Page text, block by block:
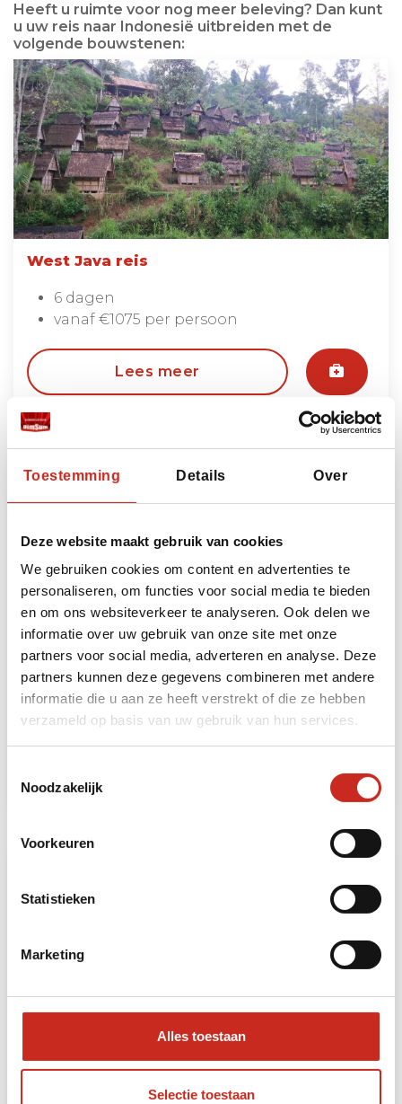
Toestemming Details Over
Deze website maakt gebruik van cookies
We gebruiken cookies om content en advertenties te
personaliseren, om functies voor social media te bieden
en om ons websiteverkeer te analyseren. Ook delen we
informatie over uw gebruik van onze site met onze
partners voor social media, adverteren en analyse. Deze
partners kunnen deze gegevens combineren met andere
informatie die u aan ze heeft verstrekt of die ze hebben
verzameld op basis van uw gebruik van hun services.
Noodzakelijk
Voorkeuren
Statistieken
Marketing
Alles toestaan
Selectie toestaan
Heeft u ruimte voor nog meer beleving? Dan kunt
u uw reis naar Indonesië uitbreiden met de
volgende bouwstenen:
West Java reis
6 dagen
vanaf €1075 per persoon
Lees meer
Een lokale reis door Centraal Java
6 dagen
vanaf €725 per persoon